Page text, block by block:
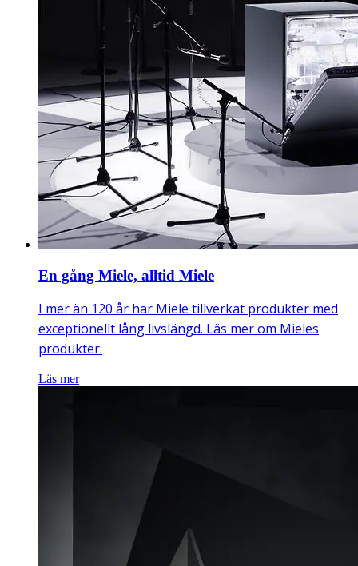
En gång Miele, alltid Miele
I mer än 120 år har Miele tillverkat produkter med
exceptionellt lång livslängd. Läs mer om Mieles
produkter.
Läs mer